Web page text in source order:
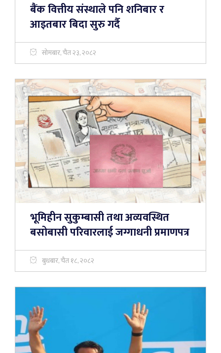
बैंक वित्तीय संस्थाले पनि शनिबार र
आइतबार बिदा सुरु गर्दै
सोमबार, चैत २३, २०८२
भूमिहीन सुकुम्बासी तथा अव्यवस्थित
बसोबासी परिवारलाई जग्गाधनी प्रमाणपत्र
बुधबार, चैत १८, २०८२